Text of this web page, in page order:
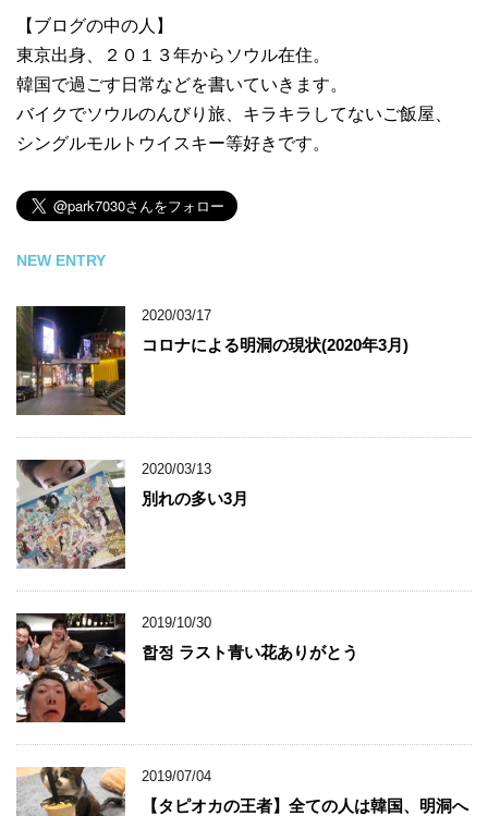
【ブログの中の人】
東京出身、２０１３年からソウル在住。
韓国で過ごす日常などを書いていきます。
バイクでソウルのんびり旅、キラキラしてないご飯屋、
シングルモルトウイスキー等好きです。
NEW ENTRY
2020/03/17
コロナによる明洞の現状(2020年3月)
2020/03/13
別れの多い3月
2019/10/30
합정 ラスト青い花ありがとう
2019/07/04
【タピオカの王者】全ての人は韓国、明洞へ